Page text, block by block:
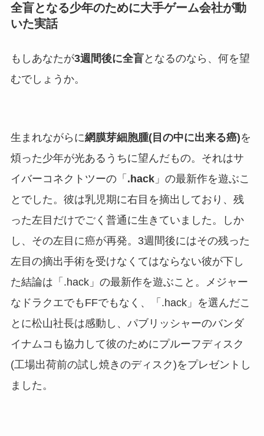
全盲となる少年のために大手ゲーム会社が動
いた実話
もしあなたが3週間後に全盲となるのなら、何を望
むでしょうか。
生まれながらに網膜芽細胞腫(目の中に出来る癌)を
煩った少年が光あるうちに望んだもの。それはサ
イバーコネクトツーの「 .hack」の最新作を遊ぶこ
とでした。彼は乳児期に右目を摘出しており、残
った左目だけでごく普通に生きていました。しか
し、その左目に癌が再発。3週間後にはその残った
左目の摘出手術を受けなくてはならない彼が下し
た結論は「.hack」の最新作を遊ぶこと。メジャー
なドラクエでもFFでもなく、「.hack」を選んだこ
とに松山社長は感動し、パブリッシャーのバンダ
イナムコも協力して彼のためにプルーフディスク
(工場出荷前の試し焼きのディスク)をプレゼントし
ました。